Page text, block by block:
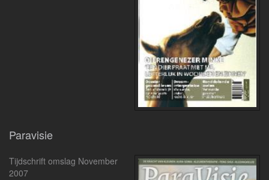
Paravisie
Tijdschrift omslag November
2007